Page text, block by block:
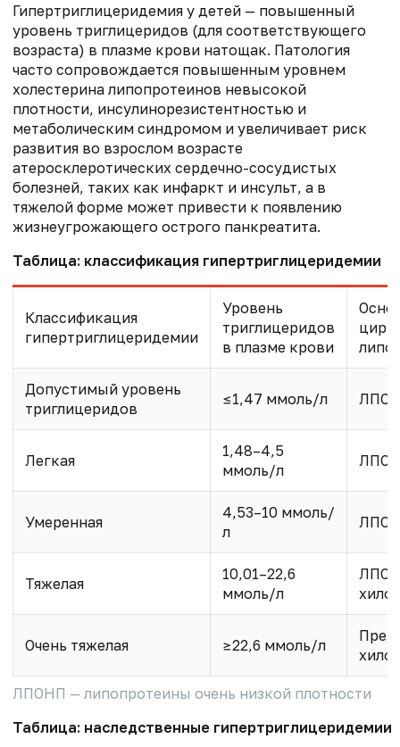
Гипертриглицеридемия у детей — повышенный
уровень триглицеридов (для соответствующего
возраста) в плазме крови натощак. Патология
часто сопровождается повышенным уровнем
холестерина липопротеинов невысокой
плотности, инсулинорезистентностью и
метаболическим синдромом и увеличивает риск
развития во взрослом возрасте
атеросклеротических сердечно-сосудистых
болезней, таких как инфаркт и инсульт, а в
тяжелой форме может привести к появлению
жизнеугрожающего острого панкреатита.
Таблица: классификация гипертриглицеридемии
Классификация
гипертриглицеридемии
Уровень
триглицеридов
в плазме крови
Допустимый уровень
триглицеридов
≤1,47 ммоль/л
Легкая
1,48–4,5
ммоль/л
Умеренная
4,53–10 ммоль/
л
Тяжелая
10,01–22,6
ммоль/л
Очень тяжелая ≥22,6 ммоль/л
ЛПОНП — липопротеины очень низкой плотности
Таблица: наследственные гипертриглицеридемии